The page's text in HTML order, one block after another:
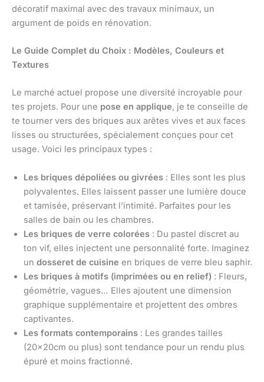
décoratif maximal avec des travaux minimaux, un
argument de poids en rénovation.
Le Guide Complet du Choix : Modèles, Couleurs et
Textures
Le marché actuel propose une diversité incroyable pour
tes projets. Pour une pose en applique, je te conseille de
te tourner vers des briques aux arêtes vives et aux faces
lisses ou structurées, spécialement conçues pour cet
usage. Voici les principaux types :
Les briques dépoliées ou givrées : Elles sont les plus
polyvalentes. Elles laissent passer une lumière douce
et tamisée, préservant l’intimité. Parfaites pour les
salles de bain ou les chambres.
Les briques de verre colorées : Du pastel discret au
ton vif, elles injectent une personnalité forte. Imaginez
un dosseret de cuisine en briques de verre bleu saphir.
Les briques à motifs (imprimées ou en relief) : Fleurs,
géométrie, vagues… Elles ajoutent une dimension
graphique supplémentaire et projettent des ombres
captivantes.
Les formats contemporains : Les grandes tailles
(20x20cm ou plus) sont tendance pour un rendu plus
épuré et moins fractionné.